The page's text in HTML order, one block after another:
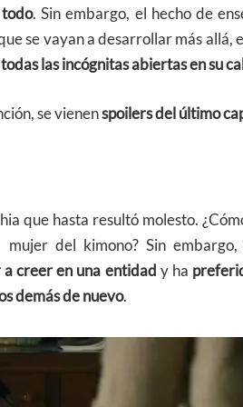
. Sin embargo, el hecho de
se vayan a desarrollar más allá,
las incógnitas abiertas en su
se vienenspoilers del último
que hasta resultó molesto.
del kimono? Sin
creer en una entidad y ha
demás de nuevo.